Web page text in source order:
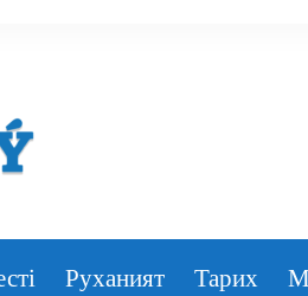
Руханият Тарих